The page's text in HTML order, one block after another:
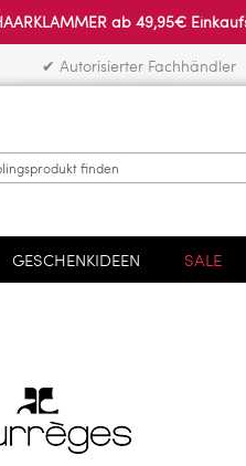
ab 49,95€
✔ Autorisierter Fachhändler
GESCHENKIDEEN SALE